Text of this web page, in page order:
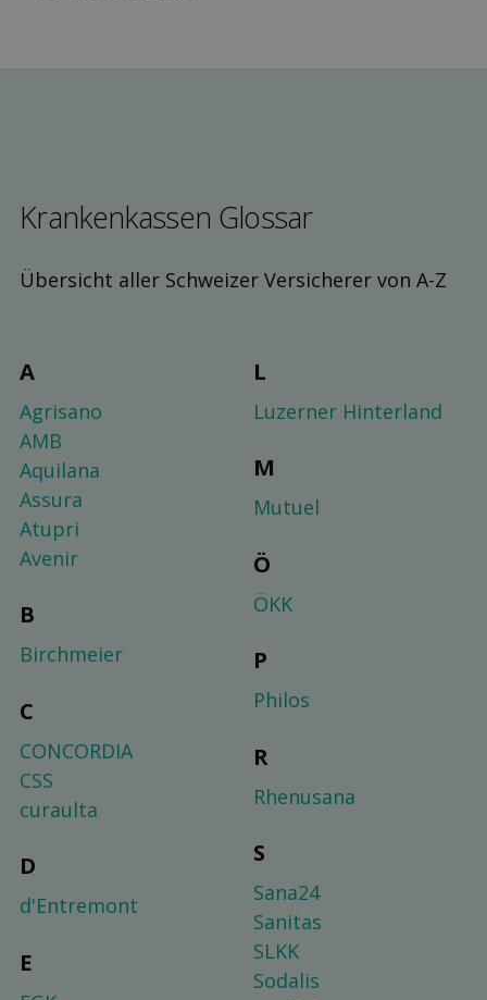
Kranken­kassen Glossar
Übersicht aller Schweizer Versicherer von A-Z
A
Agrisano
AMB
Aquilana
Assura
Atupri
Avenir
B
Birchmeier
C
CONCORDIA
CSS
curaulta
D
d'Entremont
E
L
Luzerner Hinterland
M
Mutuel
Ö
ÖKK
P
Philos
R
Rhenusana
S
Sana24
Sanitas
SLKK
Sodalis